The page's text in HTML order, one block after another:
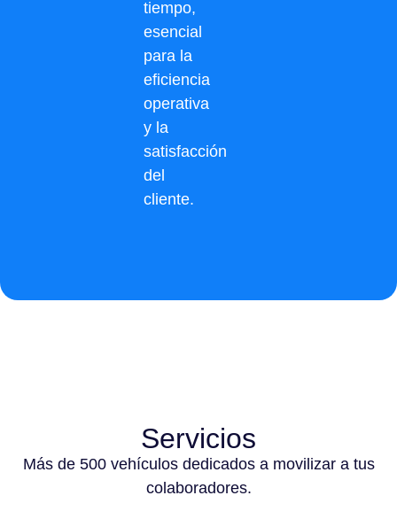
tiempo,
esencial
para la
eficiencia
operativa
y la
satisfacción
del
cliente.
Servicios
Más de 500 vehículos dedicados a movilizar a tus
colaboradores.